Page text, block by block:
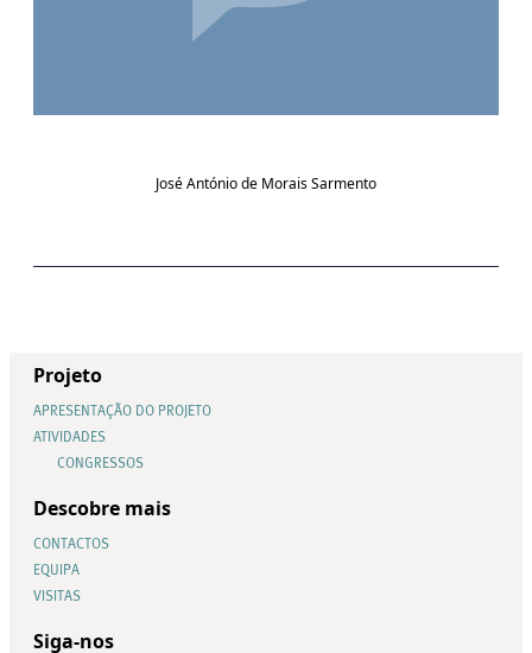
José António de Morais Sarmento
Projeto
APRESENTAÇÃO DO PROJETO
ATIVIDADES
CONGRESSOS
Descobre mais
CONTACTOS
EQUIPA
VISITAS
Siga-nos